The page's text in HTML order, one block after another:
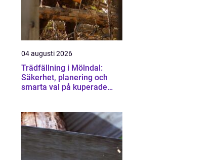
04 augusti 2026
Trädfällning i Mölndal:
Säkerhet, planering och
smarta val på kuperade